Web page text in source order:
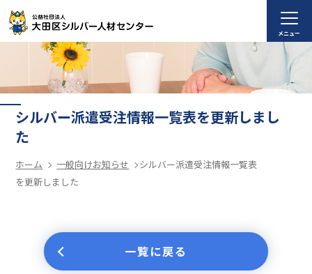
メニュー
シルバー派遣受注情報一覧表を更新しまし
た
ホーム 一般向けお知らせ
シルバー派遣受注情報一覧表
を更新しました
一覧に戻る